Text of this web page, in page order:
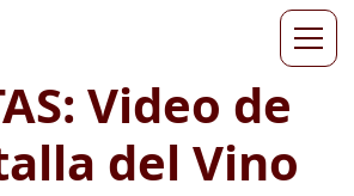
Video de
del Vino